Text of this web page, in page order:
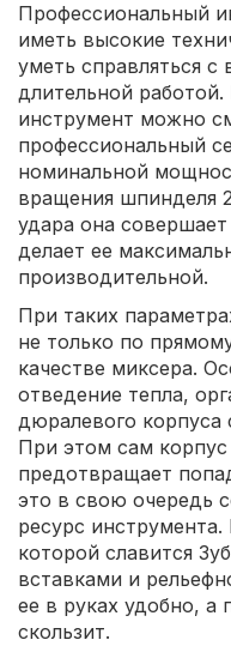
Профессиональный
иметь высокие
уметь справляться
длительной
инструмент можно
профессиональный
номинальной
вращения шпинделя
удара она
делает ее
производительной.
При таких
не только по
качестве миксера.
отведение тепла,
дюралевого
При этом сам
предотвращает
это в свою очередь
ресурс
которой славится
вставками и
ее в руках удобно, а
скользит.